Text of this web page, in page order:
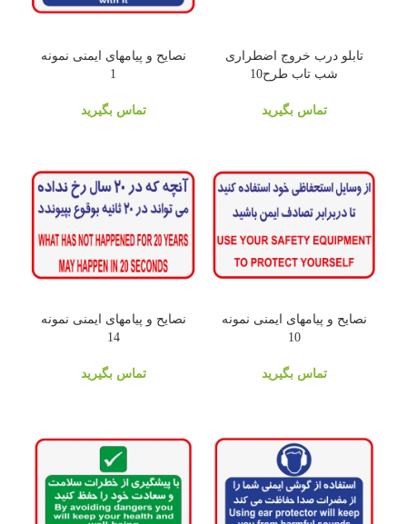
تابلو درب خروج اضطراری
شب تاب طرح10
تماس بگیرید
نصایح و پیامهای ایمنی نمونه
1
تماس بگیرید
نصایح و پیامهای ایمنی نمونه
10
تماس بگیرید
نصایح و پیامهای ایمنی نمونه
14
تماس بگیرید